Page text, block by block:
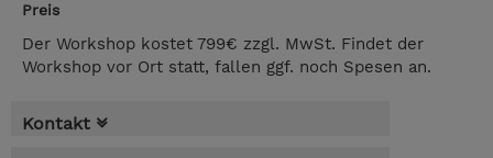
Preis
Der Workshop kostet 799€ zzgl. MwSt. Findet der
Workshop vor Ort statt, fallen ggf. noch Spesen an.
Kontakt